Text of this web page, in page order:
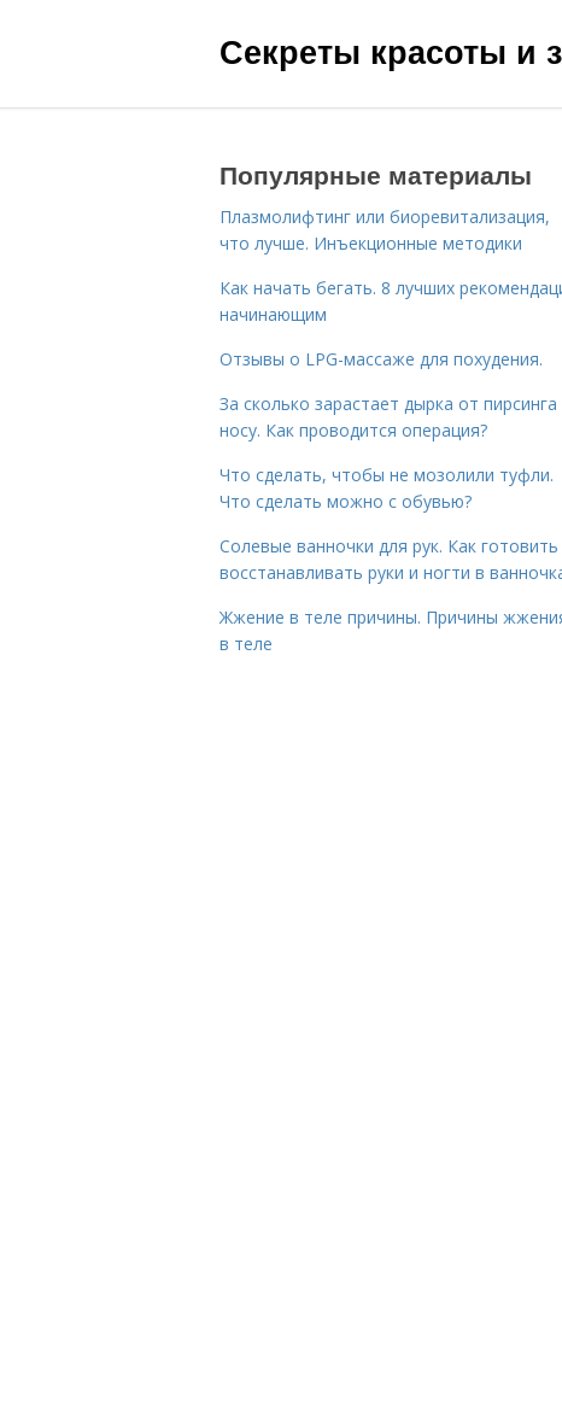
Секреты красоты и
Популярные материалы
Плазмолифтинг или биоревитализация,
что лучше. Инъекционные методики
Как начать бегать. 8 лучших
начинающим
Отзывы о LPG-массаже для похудения.
За сколько зарастает дырка от пирсинга
носу. Как проводится операция?
Что сделать, чтобы не мозолили туфли.
Что сделать можно с обувью?
Солевые ванночки для рук. Как готовить
восстанавливать руки и ногти в
Жжение в теле причины. Причины
в теле